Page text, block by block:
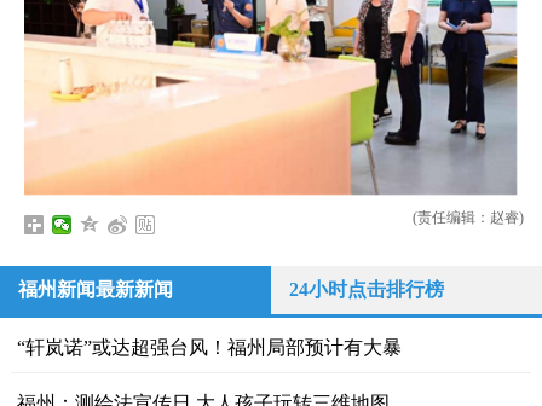
(责任编辑：赵睿)
福州新闻最新新闻 24小时点击排行榜
“轩岚诺”或达超强台风！福州局部预计有大暴